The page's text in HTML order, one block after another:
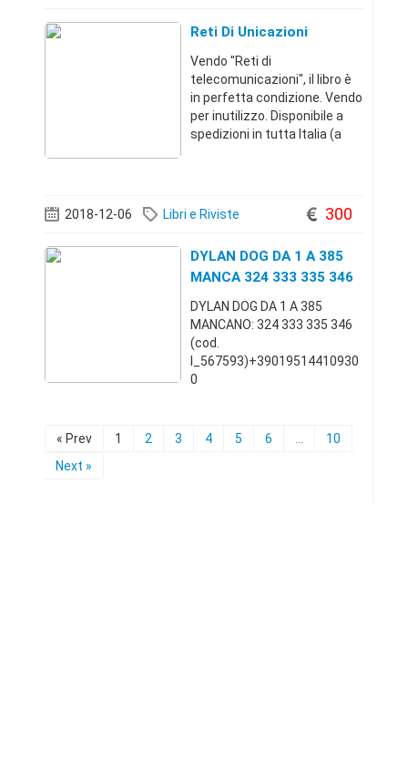
Reti Di Unicazioni
Vendo "Reti di
telecomunicazioni", il libro è
in perfetta condizione. Vendo
per inutilizzo. Disponibile a
spedizioni in tutta Italia (a
2018-12-06 Libri e Riviste 300
DYLAN DOG DA 1 A 385
MANCA 324 333 335 346
DYLAN DOG DA 1 A 385
MANCANO: 324 333 335 346
(cod.
I_567593)+39019514410930
0
« Prev 1 2 3 4 5 6
10
Next »